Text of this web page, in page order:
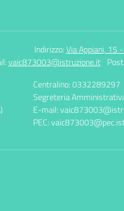
Indirizzo:Via Appiani, 15
vaic873003@istruzione.it
Centralino: 0332289297
Segreteria
E-mail:
PEC: